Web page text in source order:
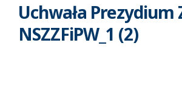
Uchwała Prezydium
NSZZFiPW_1 (2)